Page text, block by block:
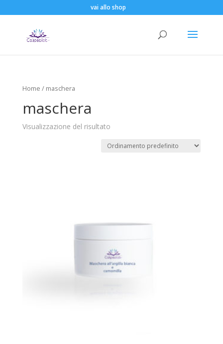
vai allo shop
Home / maschera
maschera
Visualizzazione del risultato